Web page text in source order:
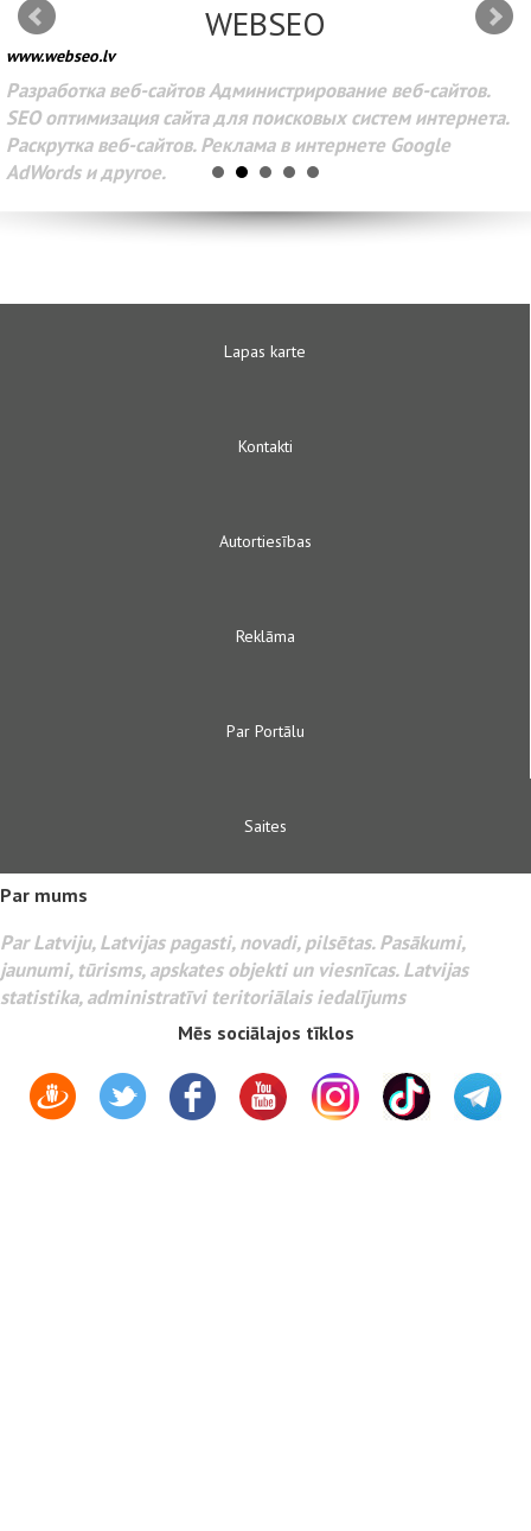
WEBSEO
www.webseo.lv
Разработка веб-сайтов Администрирование веб-сайтов.
SEO оптимизация сайта для поисковых систем интернета.
Раскрутка веб-сайтов. Реклама в интернете Google
AdWords и другое.
Lapas karte
Kontakti
Autortiesības
Reklāma
Par Portālu
Saites
Par mums
Par Latviju, Latvijas pagasti, novadi, pilsētas. Pasākumi,
jaunumi, tūrisms, apskates objekti un viesnīcas. Latvijas
statistika, administratīvi teritoriālais iedalījums
Mēs sociālajos tīklos